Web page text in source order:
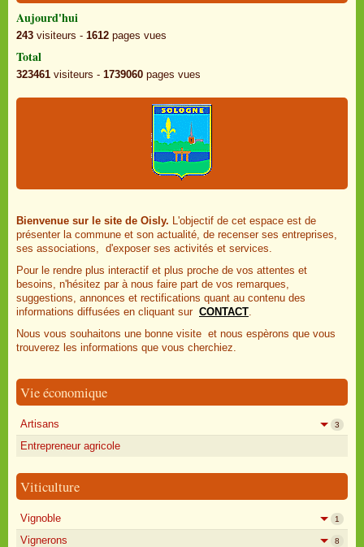
Aujourd'hui
243 visiteurs - 1612 pages vues
Total
323461 visiteurs - 1739060 pages vues
Bienvenue sur le site de Oisly. L'objectif de cet espace est de
présenter la commune et son actualité, de recenser ses entreprises,
ses associations, d'exposer ses activités et services.
Pour le rendre plus interactif et plus proche de vos attentes et
besoins, n'hésitez par à nous faire part de vos remarques,
suggestions, annonces et rectifications quant au contenu des
informations diffusées en cliquant sur CONTACT.
Nous vous souhaitons une bonne visite et nous espèrons que vous
trouverez les informations que vous cherchiez.
Vie économique
Artisans 3
Entrepreneur agricole
Viticulture
Vignoble 1
Vignerons 8